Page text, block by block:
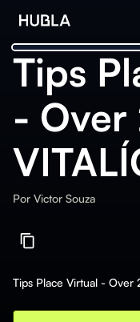
Tips
- Over
Por Victor Souza
Tips Place Virtual - Over